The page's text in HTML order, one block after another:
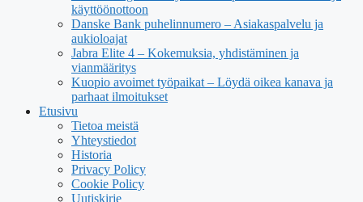
käyttöönottoon
Danske Bank puhelinnumero – Asiakaspalvelu ja
aukioloajat
Jabra Elite 4 – Kokemuksia, yhdistäminen ja
vianmääritys
Kuopio avoimet työpaikat – Löydä oikea kanava ja
parhaat ilmoitukset
Etusivu
Tietoa meistä
Yhteystiedot
Historia
Privacy Policy
Cookie Policy
Uutiskirje